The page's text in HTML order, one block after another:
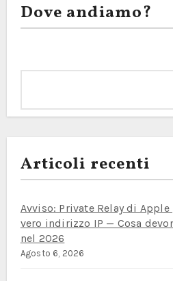
Dove andiamo?
Articoli recenti
Avviso: Private Relay di
vero indirizzo IP — Cosa
nel 2026
Agosto 6, 2026